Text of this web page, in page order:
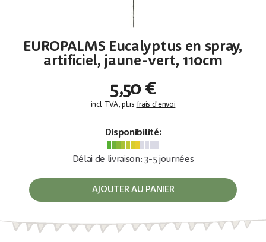
EUROPALMS Eucalyptus en spray,
artificiel, jaune-vert, 110cm
5,50 €
incl. TVA, plus frais d'envoi
Disponibilité:
Délai de livraison: 3-5 journées
AJOUTER AU PANIER